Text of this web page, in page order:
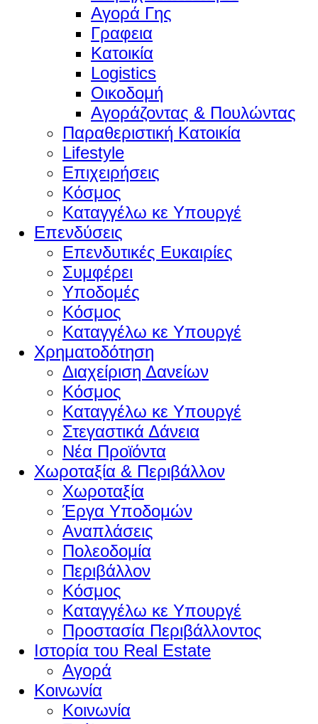
Αγορά Γης
Γραφεια
Κατοικία
Logistics
Οικοδομή
Αγοράζοντας & Πουλώντας
Παραθεριστική Κατοικία
Lifestyle
Επιχειρήσεις
Κόσμος
Καταγγέλω κε Υπουργέ
Επενδύσεις
Επενδυτικές Ευκαιρίες
Συμφέρει
Υποδομές
Κόσμος
Καταγγέλω κε Υπουργέ
Χρηματοδότηση
Διαχείριση Δανείων
Κόσμος
Καταγγέλω κε Υπουργέ
Στεγαστικά Δάνεια
Νέα Προϊόντα
Χωροταξία & Περιβάλλον
Χωροταξία
Έργα Υποδομών
Αναπλάσεις
Πολεοδομία
Περιβάλλον
Κόσμος
Καταγγέλω κε Υπουργέ
Προστασία Περιβάλλοντος
Ιστορία του Real Estate
Αγορά
Κοινωνία
Κοινωνία